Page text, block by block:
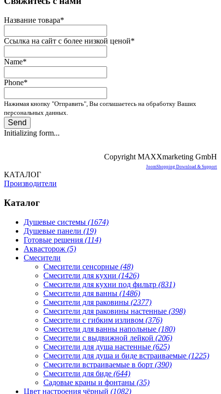
Название товара*
Ссылка на сайт с более низкой ценой*
Name*
Phone*
Нажимая кнопку "Отправить", Вы соглашаетесь на обработку Ваших
персональных данных.
Send
Initializing form...
Copyright MAXXmarketing GmbH
JoomShopping Download & Support
КАТАЛОГ
Производители
Каталог
Душевые системы (1674)
Душевые панели (19)
Готовые решения (114)
Аквасторож (5)
Смесители
Смесители сенсорные (48)
Смесители для кухни (1426)
Смесители для кухни под фильтр (831)
Смесители для ванны (1486)
Смесители для раковины (2377)
Смесители для раковины настенные (398)
Смесители с гибким изливом (376)
Смесители для ванны напольные (180)
Смесители с выдвижной лейкой (206)
Смесители для душа настенные (625)
Смесители для душа и биде встраиваемые (1225)
Смесители встраиваемые в борт (390)
Смесители для биде (644)
Садовые краны и фонтаны (35)
Цвет настроения чёрный (1082)